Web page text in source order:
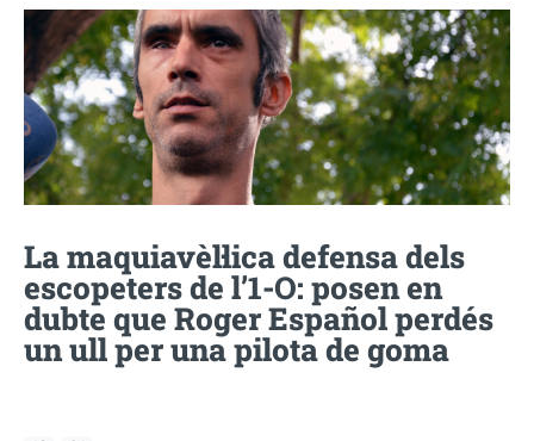
La maquiavèl·lica defensa dels
escopeters de l’1-O: posen en
dubte que Roger Español perdés
un ull per una pilota de goma